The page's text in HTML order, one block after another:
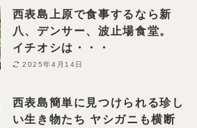
西表島上原で食事するなら新
八、デンサー、波止場食堂。
イチオシは・・・
2025年4月14日
西表島簡単に見つけられる珍し
い生き物たち ヤシガニも横断